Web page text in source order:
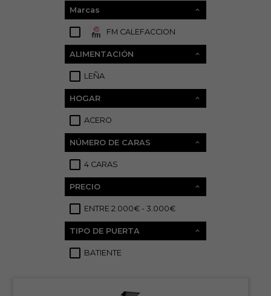
Marcas
FM CALEFACCION
ALIMENTACIÓN
LEÑA
HOGAR
ACERO
NÚMERO DE CARAS
4 CARAS
PRECIO
ENTRE 2.000€ - 3.000€
TIPO DE PUERTA
BATIENTE